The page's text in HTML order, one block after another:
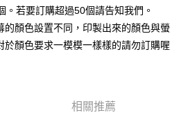
享後付」後，將跳轉至「AFTEE先享後付」
金額後，即可完成結帳。
繳費通知簡訊。
，點擊此簡訊中的連結，可透過四大超商／
先享後付 」之結帳頁面顯示為準，若有關於
含以上)免運費
。若要訂購超過50個請告知我們。
的顏色設置不同，印製出來的顏色與螢
於顏色要求一模模一樣樣的請勿訂購喔
相關推薦